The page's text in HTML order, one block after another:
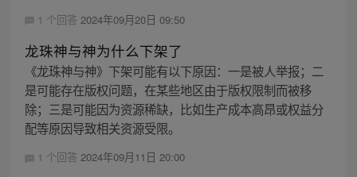
1 个回答 2024年09月20日 09:50
龙珠神与神为什么下架了
《龙珠神与神》下架可能有以下原因：一是被人举报；二
是可能存在版权问题，在某些地区由于版权限制而被移
除；三是可能因为资源稀缺，比如生产成本高昂或权益分
配等原因导致相关资源受限。
1 个回答 2024年09月11日 20:00